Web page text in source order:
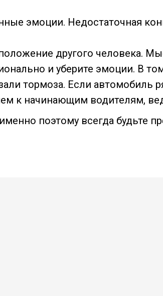
эмоции. Недостаточная
другого человека.
и уберите эмоции. В
тормоза. Если автомобиль
к начинающим водителям,
поэтому всегда будьте